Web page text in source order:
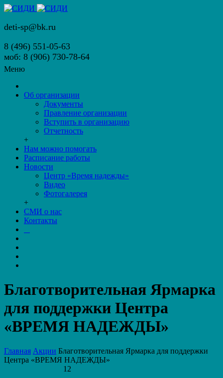
deti-sp@bk.ru
8 (496) 551-05-63
моб: 8 (906) 730-78-64
Меню
Об организации
Документы
Правление организации
Вступить в организацию
Отчетность
+
Нам можно помогать
Расписание работы
Новости
Центр «Время надежды»
Видео
Фотогалерея
+
СМИ о нас
Контакты
Благотворительная Ярмарка
для поддержки Центра
«ВРЕМЯ НАДЕЖДЫ»
Главная Акции Благотворительная Ярмарка для поддержки
Центра «ВРЕМЯ НАДЕЖДЫ»
12